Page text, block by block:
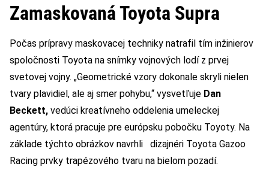
Zamaskovaná Toyota Supra
Počas prípravy maskovacej techniky natrafil tím inžinierov
spoločnosti Toyota na snímky vojnových lodí z prvej
svetovej vojny. „Geometrické vzory dokonale skryli nielen
tvary plavidiel, ale aj smer pohybu,“ vysvetľuje Dan
Beckett, vedúci kreatívneho oddelenia umeleckej
agentúry, ktorá pracuje pre európsku pobočku Toyoty. Na
základe týchto obrázkov navrhli dizajnéri Toyota Gazoo
Racing prvky trapézového tvaru na bielom pozadí.